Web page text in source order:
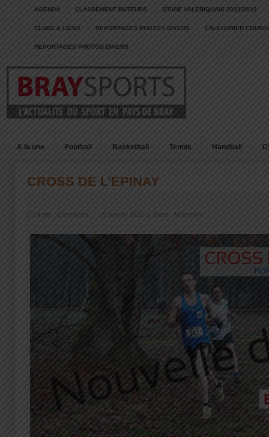
AGENDA CLASSEMENT BUTEURS STADE VALERIQUAIS 2022/2023
CLUBS & LIENS REPORTAGES PHOTOS DIVERS CALENDRIER
REPORTAGES PHOTOS DIVERS
A la une Football Basketball Tennis Handball
CROSS DE L’EPINAY
Écrit par : Christophe 26 janvier 2021 | Dans : Athlétisme